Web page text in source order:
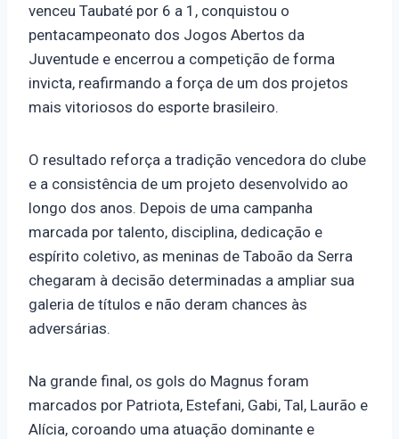
venceu Taubaté por 6 a 1, conquistou o
pentacampeonato dos Jogos Abertos da
Juventude e encerrou a competição de forma
invicta, reafirmando a força de um dos projetos
mais vitoriosos do esporte brasileiro.
O resultado reforça a tradição vencedora do clube
e a consistência de um projeto desenvolvido ao
longo dos anos. Depois de uma campanha
marcada por talento, disciplina, dedicação e
espírito coletivo, as meninas de Taboão da Serra
chegaram à decisão determinadas a ampliar sua
galeria de títulos e não deram chances às
adversárias.
Na grande final, os gols do Magnus foram
marcados por Patriota, Estefani, Gabi, Tal, Laurão e
Alícia, coroando uma atuação dominante e